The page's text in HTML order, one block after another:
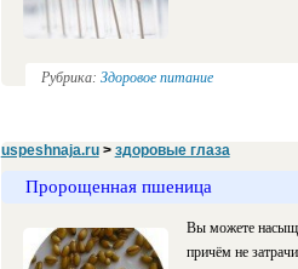
Рубрика: Здоровое питание
uspeshnaja.ru> здоровые глаза
Пророщенная пшеница
Вы можете
причём не